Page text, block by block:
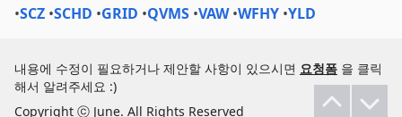
•SCZ •SCHD •GRID •QVMS •VAW •WFHY •YLD
내용에 수정이 필요하거나 제안할 사항이 있으시면 요청폼 을 클릭
해서 알려주세요 :)
Copyright ⓒ June. All Rights Reserved